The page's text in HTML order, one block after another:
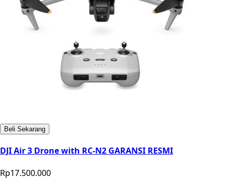
Beli Sekarang
DJI Air 3 Drone with RC-N2 GARANSI RESMI
Rp17.500.000